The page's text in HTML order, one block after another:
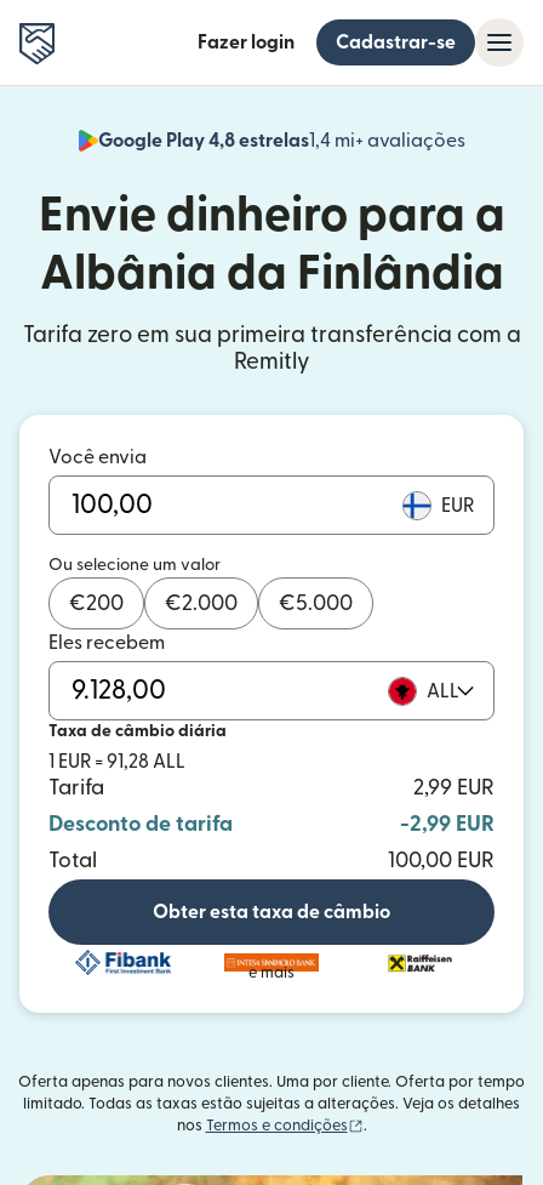
Fazer login Cadastrar-se
Google Play 4,8 estrelas1,4 mi+ avaliações
(abre
Envie dinheiro para a
Albânia da Finlândia
Tarifa zero em sua primeira transferência com a
Remitly
Você envia
EUR
Ou selecione um valor
€200 €2.000 €5.000
Eles recebem
ALL
Taxa de câmbio diária
1 EUR = 91,28 ALL
Tarifa
2,99 EUR
Desconto de tarifa
-2,99 EUR
Total
100,00 EUR
Obter esta taxa de câmbio
e mais
Oferta apenas para novos clientes. Uma por cliente. Oferta por tempo
limitado. Todas as taxas estão sujeitas a alterações. Veja os detalhes
nos Termos e condições (abre em uma nova
.